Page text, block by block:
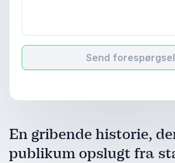
Send forespørgsel
En gribende historie,
publikum opslugt fra